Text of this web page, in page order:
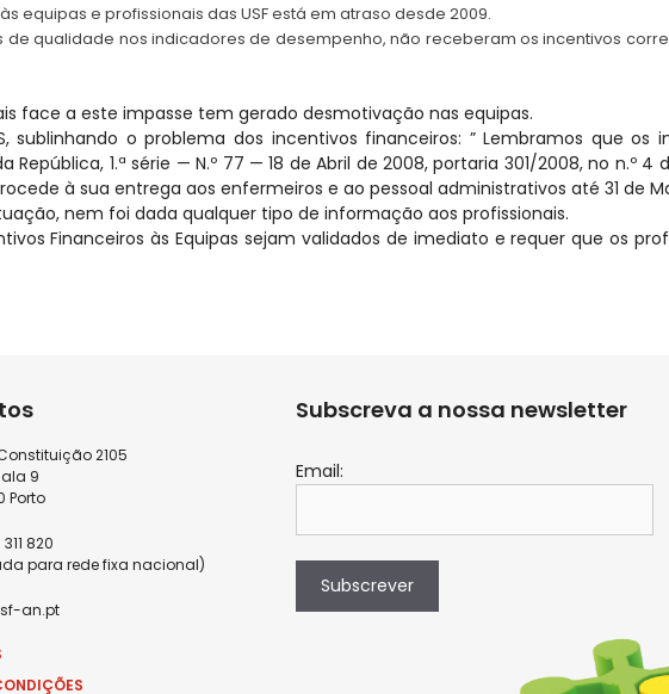
equipas e profissionais das USF está em atraso desde 2009.
qualidade nos indicadores de desempenho, não receberam os incentivos
face a este impasse tem gerado desmotivação nas equipas.
sublinhando o problema dos incentivos financeiros: ” Lembramos que
1.ª série — N.º 77 — 18 de Abril de 2008, portaria 301/2008, no n.º
à sua entrega aos enfermeiros e ao pessoal administrativos até 31 de
nem foi dada qualquer tipo de informação aos profissionais.
Financeiros às Equipas sejam validados de imediato e requer que os
2105
9
Porto
820
para rede fixa nacional)
an.pt
Subscreva a nossa newsletter
Email:
Subscrever